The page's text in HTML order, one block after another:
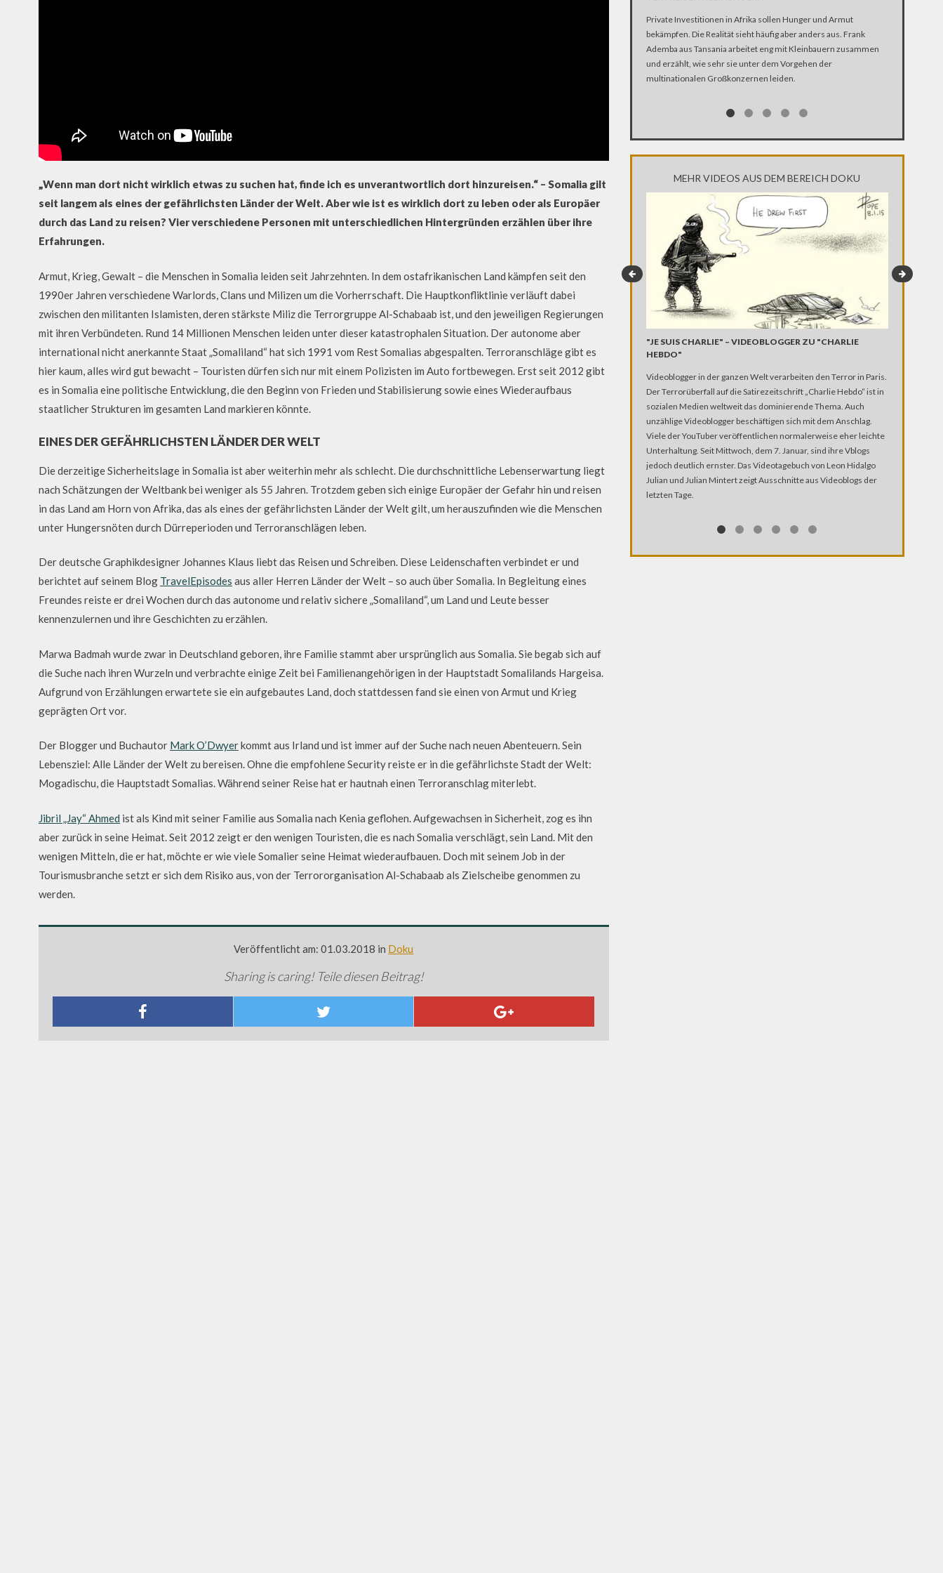
„Wenn man dort nicht wirklich etwas zu suchen hat, finde ich es unverantwortlich dort hinzureisen.“ – Somalia gilt
seit langem als eines der gefährlichsten Länder der Welt. Aber wie ist es wirklich dort zu leben oder als Europäer
durch das Land zu reisen? Vier verschiedene Personen mit unterschiedlichen Hintergründen erzählen über ihre
Erfahrungen.
Armut, Krieg, Gewalt – die Menschen in Somalia leiden seit Jahrzehnten. In dem ostafrikanischen Land kämpfen seit den
1990er Jahren verschiedene Warlords, Clans und Milizen um die Vorherrschaft. Die Hauptkonfliktlinie verläuft dabei
zwischen den militanten Islamisten, deren stärkste Miliz die Terrorgruppe Al-Schabaab ist, und den jeweiligen Regierungen
mit ihren Verbündeten. Rund 14 Millionen Menschen leiden unter dieser katastrophalen Situation. Der autonome aber
international nicht anerkannte Staat „Somaliland“ hat sich 1991 vom Rest Somalias abgespalten. Terroranschläge gibt es
hier kaum, alles wird gut bewacht – Touristen dürfen sich nur mit einem Polizisten im Auto fortbewegen. Erst seit 2012 gibt
es in Somalia eine politische Entwicklung, die den Beginn von Frieden und Stabilisierung sowie eines Wiederaufbaus
staatlicher Strukturen im gesamten Land markieren könnte.
EINES DER GEFÄHRLICHSTEN LÄNDER DER WELT
Die derzeitige Sicherheitslage in Somalia ist aber weiterhin mehr als schlecht. Die durchschnittliche Lebenserwartung liegt
nach Schätzungen der Weltbank bei weniger als 55 Jahren. Trotzdem geben sich einige Europäer der Gefahr hin und reisen
in das Land am Horn von Afrika, das als eines der gefährlichsten Länder der Welt gilt, um herauszufinden wie die Menschen
unter Hungersnöten durch Dürreperioden und Terroranschlägen leben.
Der deutsche Graphikdesigner Johannes Klaus liebt das Reisen und Schreiben. Diese Leidenschaften verbindet er und
berichtet auf seinem Blog TravelEpisodes aus aller Herren Länder der Welt – so auch über Somalia. In Begleitung eines
Freundes reiste er drei Wochen durch das autonome und relativ sichere „Somaliland“, um Land und Leute besser
kennenzulernen und ihre Geschichten zu erzählen.
Marwa Badmah wurde zwar in Deutschland geboren, ihre Familie stammt aber ursprünglich aus Somalia. Sie begab sich auf
die Suche nach ihren Wurzeln und verbrachte einige Zeit bei Familienangehörigen in der Hauptstadt Somalilands Hargeisa.
Aufgrund von Erzählungen erwartete sie ein aufgebautes Land, doch stattdessen fand sie einen von Armut und Krieg
geprägten Ort vor.
Der Blogger und Buchautor Mark O’Dwyerkommt aus Irland und ist immer auf der Suche nach neuen Abenteuern. Sein
Lebensziel: Alle Länder der Welt zu bereisen. Ohne die empfohlene Security reiste er in die gefährlichste Stadt der Welt:
Mogadischu, die Hauptstadt Somalias. Während seiner Reise hat er hautnah einen Terroranschlag miterlebt.
Jibril „Jay“ Ahmed ist als Kind mit seiner Familie aus Somalia nach Kenia geflohen. Aufgewachsen in Sicherheit, zog es ihn
aber zurück in seine Heimat. Seit 2012 zeigt er den wenigen Touristen, die es nach Somalia verschlägt, sein Land. Mit den
wenigen Mitteln, die er hat, möchte er wie viele Somalier seine Heimat wiederaufbauen. Doch mit seinem Job in der
Tourismusbranche setzt er sich dem Risiko aus, von der Terrororganisation Al-Schabaab als Zielscheibe genommen zu
werden.
Veröffentlicht am: 01.03.2018 in Doku
Sharing is caring! Teile diesen Beitrag!
Private Investitionen in Afrika sollen Hunger und Armut
bekämpfen. Die Realität sieht häufig aber anders aus. Frank
Ademba aus Tansania arbeitet eng mit Kleinbauern zusammen
und erzählt, wie sehr sie unter dem Vorgehen der
multinationalen Großkonzernen leiden.
MEHR VIDEOS AUS DEM BEREICH DOKU
"JE SUIS CHARLIE" – VIDEOBLOGGER ZU "CHARLIE
HEBDO"
Videoblogger in der ganzen Welt verarbeiten den Terror in Paris.
Der Terrorüberfall auf die Satirezeitschrift „Charlie Hebdo“ ist in
sozialen Medien weltweit das dominierende Thema. Auch
unzählige Videoblogger beschäftigen sich mit dem Anschlag.
Viele der YouTuber veröffentlichen normalerweise eher leichte
Unterhaltung. Seit Mittwoch, dem 7. Januar, sind ihre Vblogs
jedoch deutlich ernster. Das Videotagebuch von Leon Hidalgo
Julian und Julian Mintert zeigt Ausschnitte aus Videoblogs der
letzten Tage.
einen Einblick